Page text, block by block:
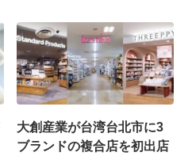
大創産業が台湾台北市に3
ブランドの複合店を初出店